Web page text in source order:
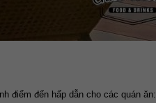
điểm đến hấp dẫn cho các quán ăn: